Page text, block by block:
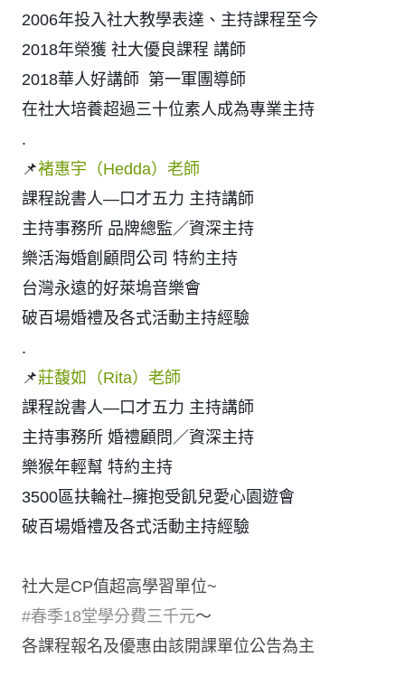
2006年投入社大教學表達、主持課程至今
2018年榮獲 社大優良課程 講師
2018華人好講師  第一軍團導師
在社大培養超過三十位素人成為專業主持
.
📌褚惠宇（Hedda）老師
課程說書人—口才五力 主持講師
主持事務所 品牌總監／資深主持
樂活海婚創顧問公司 特約主持
台灣永遠的好萊塢音樂會
破百場婚禮及各式活動主持經驗
.
📌莊馥如（Rita）老師
課程說書人—口才五力 主持講師
主持事務所 婚禮顧問／資深主持
樂猴年輕幫 特約主持
3500區扶輪社–擁抱受飢兒愛心園遊會
破百場婚禮及各式活動主持經驗
社大是CP值超高學習單位~
#春季18堂學分費三千元～
各課程報名及優惠由該開課單位公告為主